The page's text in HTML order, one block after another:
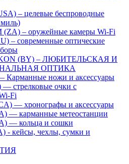
– целевые беспроводные
(ZA) – оружейные камеры Wi-Fi
– современные оптические
(BY) – ЛЮБИТЕЛЬСКАЯ И
ОПТИКА
Карманные ножи и аксессуары
стрелковые очки с
Fi
— хронографы и аксессуары
— карманные метеостанции
— кольца и сошки
- кейсы, чехлы, сумки и